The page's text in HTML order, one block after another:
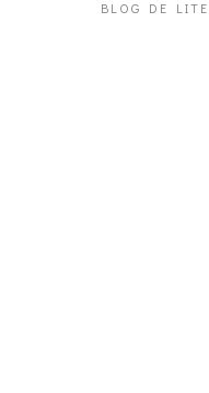
BLOG DE